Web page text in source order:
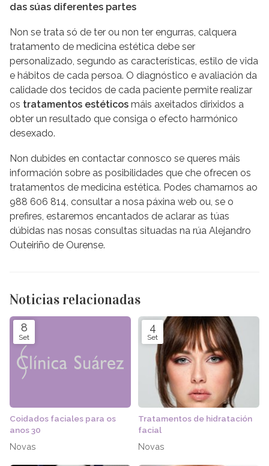
das súas diferentes partes
Non se trata só de ter ou non ter engurras, calquera
tratamento de medicina estética debe ser
personalizado, segundo as características, estilo de vida
e hábitos de cada persoa. O diagnóstico e avaliación da
calidade dos tecidos de cada paciente permite realizar
os tratamentos estéticos máis axeitados dirixidos a
obter un resultado que consiga o efecto harmónico
desexado.
Non dubides en contactar connosco se queres máis
información sobre as posibilidades que che ofrecen os
tratamentos de medicina estética. Podes chamarnos ao
988 606 814, consultar a nosa páxina web ou, se o
prefires, estaremos encantados de aclarar as túas
dúbidas nas nosas consultas situadas na rúa Alejandro
Outeiriño de Ourense.
Noticias relacionadas
8
Set
Coidados faciales para os
anos 30
Novas
4
Set
Tratamentos de hidratación
facial
Novas